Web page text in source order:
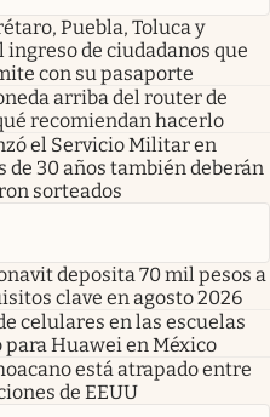
Puebla, Toluca y
de ciudadanos que
con su pasaporte
arriba del router de
recomiendan hacerlo
el Servicio Militar en
de 30 años también deberán
sorteados
deposita 70 mil pesos a
clave en agosto 2026
celulares en las escuelas
Huawei en México
está atrapado entre
de EEUU